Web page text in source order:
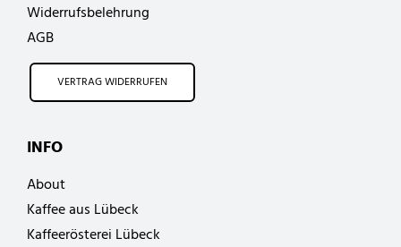
Widerrufsbelehrung
AGB
VERTRAG WIDERRUFEN
INFO
About
Kaffee aus Lübeck
Kaffeerösterei Lübeck